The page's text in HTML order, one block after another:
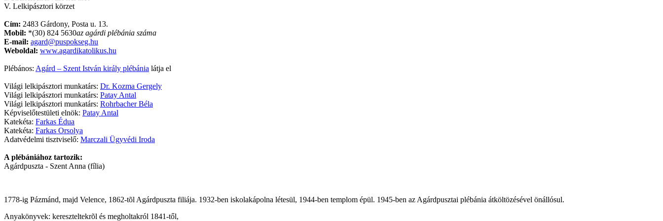
V. Lelkipásztori körzet
Cím: 2483 Gárdony, Posta u. 13.
Mobil: *(30) 824 5630az agárdi plébánia száma
E-mail: agard@puspokseg.hu
Weboldal: www.agardikatolikus.hu
Plébános: Agárd – Szent István király plébánia látja el
Világi lelkipásztori munkatárs: Dr. Kozma Gergely
Világi lelkipásztori munkatárs: Patay Antal
Világi lelkipásztori munkatárs: Rohrbacher Béla
Képviselőtestületi elnök: Patay Antal
Katekéta: Farkas Édua
Katekéta: Farkas Orsolya
Adatvédelmi tisztviselő: Marczali Ügyvédi Iroda
A plébániához tartozik:
Agárdpuszta - Szent Anna (fília)
1778-ig Pázmánd, majd Velence, 1862-tõl Agárdpuszta filiája. 1932-ben iskolakápolna létesül, 1944-ben templom épül. 1945-ben az Agárdpusztai plébánia átköltözésével önállósul.
Anyakönyvek: kereszteltekrõl és megholtakról 1841-től,